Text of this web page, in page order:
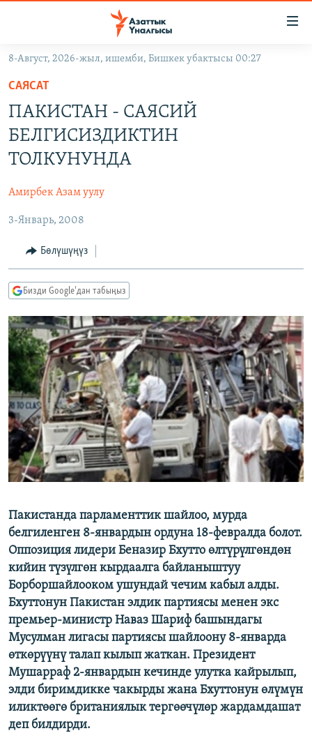
Навигацияга
өтүңүз
Издөөгө
салыңыз
САЯСАТ
МАДАНИЯТ
ДҮЙНӨ
УКРАИНА
ТВ ПРОГРАММАЛАР
БҮГҮН АЗАТТЫКТА
ЭКСПЕРТТЕР ТАЛДАЙТ
ДАНИСТЕ
ЭЖЕ-СИҢДИЛЕР
АЗАТТЫК+
ЫҢГАЙСЫЗ СУРООЛОР
ПОДКАСТ
ӨЗГӨЧӨ ПИКИР
Русский
ОНЛАЙН ШЕРИНЕ
ЭЕ/АРнун бардык сайттары
8-Август, 2026-жыл, ишемби, Бишкек убактысы 00:27
САЯСАТ
ПАКИСТАН - САЯСИЙ
БЕЛГИСИЗДИКТИН
ТОЛКУНУНДА
Амирбек Азам уулу
3-Январь, 2008
Бөлүшүңүз
Бизди Google'дан табыңыз
Пакистанда парламенттик шайлоо, мурда
белгиленген 8-январдын ордуна 18-февралда болот.
Оппозиция лидери Беназир Бхутто өлтүрүлгөндөн
кийин түзүлгөн кырдаалга байланыштуу
Борборшайлооком ушундай чечим кабыл алды.
Бхуттонун Пакистан элдик партиясы менен экс
премьер-министр Наваз Шариф башындагы
Мусулман лигасы партиясы шайлоону 8-январда
өткөрүүнү талап кылып жаткан. Президент
Мушарраф 2-январдын кечинде улутка кайрылып,
элди биримдикке чакырды жана Бхуттонун өлүмүн
иликтөөгө британиялык тергөөчүлөр жардамдашат
деп билдирди.